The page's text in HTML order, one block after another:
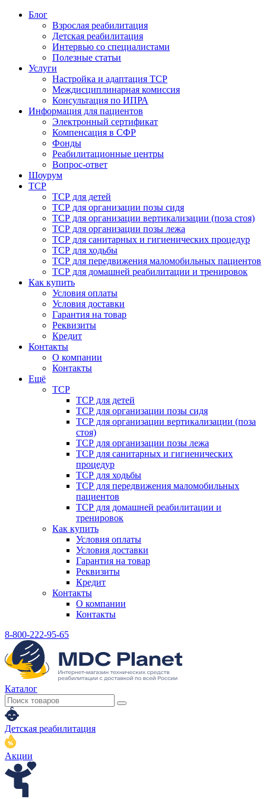
Блог
Взрослая реабилитация
Детская реабилитация
Интервью со специалистами
Полезные статьи
Услуги
Настройка и адаптация ТСР
Междисциплинарная комиссия
Консультация по ИПРА
Информация для пациентов
Электронный сертификат
Компенсация в СФР
Фонды
Реабилитационные центры
Вопрос-ответ
Шоурум
ТСР
ТСР для детей
ТСР для организации позы сидя
ТСР для организации вертикализации (поза стоя)
ТСР для организации позы лежа
ТСР для санитарных и гигиенических процедур
ТСР для ходьбы
ТСР для передвижения маломобильных пациентов
ТСР для домашней реабилитации и тренировок
Как купить
Условия оплаты
Условия доставки
Гарантия на товар
Реквизиты
Кредит
Контакты
О компании
Контакты
Ещё
ТСР
ТСР для детей
ТСР для организации позы сидя
ТСР для организации вертикализации (поза
стоя)
ТСР для организации позы лежа
ТСР для санитарных и гигиенических
процедур
ТСР для ходьбы
ТСР для передвижения маломобильных
пациентов
ТСР для домашней реабилитации и
тренировок
Как купить
Условия оплаты
Условия доставки
Гарантия на товар
Реквизиты
Кредит
Контакты
О компании
Контакты
8-800-222-95-65
Каталог
Детская реабилитация
Акции